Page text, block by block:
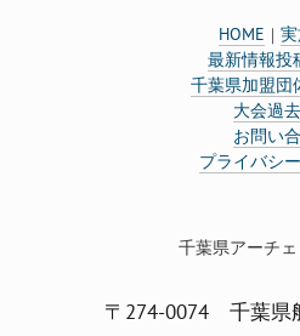
HOME ｜
最新情報投
千葉県加盟団
大会過
お問い
プライバシ
千葉県アーチ
〒274-0074 千葉県